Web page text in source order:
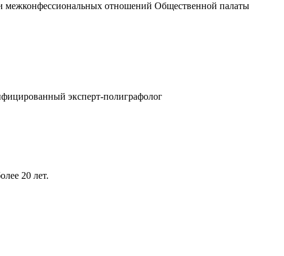
межконфессиональных отношений Общественной палаты
эксперт-полиграфолог
20 лет.